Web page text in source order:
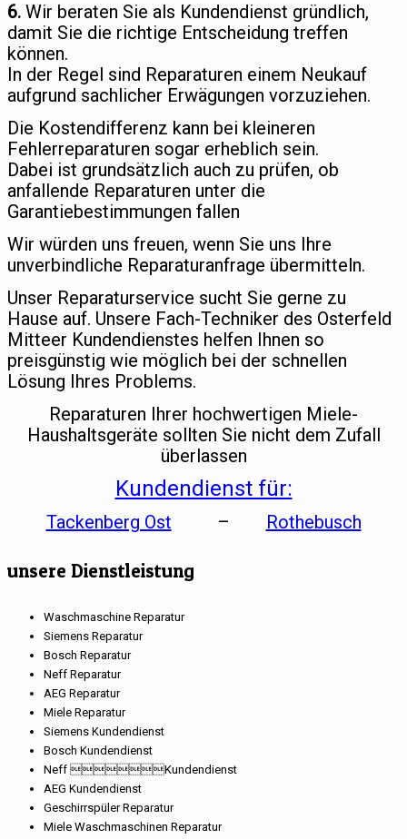
6. Wir beraten Sie als Kundendienst gründlich,
damit Sie die richtige Entscheidung treffen
können.
In der Regel sind Reparaturen einem Neukauf
aufgrund sachlicher Erwägungen vorzuziehen.
Die Kostendifferenz kann bei kleineren
Fehlerreparaturen sogar erheblich sein.
Dabei ist grundsätzlich auch zu prüfen, ob
anfallende Reparaturen unter die
Garantiebestimmungen fallen
Wir würden uns freuen, wenn Sie uns Ihre
unverbindliche Reparaturanfrage übermitteln.
Unser Reparaturservice sucht Sie gerne zu
Hause auf. Unsere Fach-Techniker des Osterfeld
Mitteer Kundendienstes helfen Ihnen so
preisgünstig wie möglich bei der schnellen
Lösung Ihres Problems.
Reparaturen Ihrer hochwertigen Miele-
Haushaltsgeräte sollten Sie nicht dem Zufall
überlassen
Kundendienst für:
Tackenberg Ost – Rothebusch
unsere Dienstleistung
Waschmaschine Reparatur
Siemens Reparatur
Bosch Reparatur
Neff Reparatur
AEG Reparatur
Miele Reparatur
Siemens Kundendienst
Bosch Kundendienst
Neff Kundendienst
AEG Kundendienst
Geschirrspüler Reparatur
Miele Waschmaschinen Reparatur